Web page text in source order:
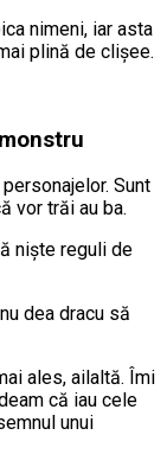
nimeni, iar asta
plină de clișee.
Sunt
vor trăi au ba.
niște reguli de
dea dracu să
ales, ailaltă. Îmi
că iau cele
unui